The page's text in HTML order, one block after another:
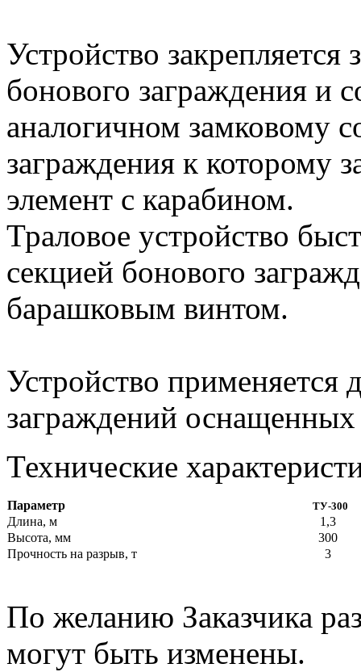
Устройство
бонового заграждения и
аналогичном замковому
заграждения к которому
элемент с карабином.
Траловое устройство
секцией бонового
барашковым винтом.
Устройство применяется
заграждений
Технические
Параметр ТУ-300
Длина, м
1,3
Высота, мм
300
Прочность на разрыв, т
3
По желанию Заказчика
могут быть изменены.